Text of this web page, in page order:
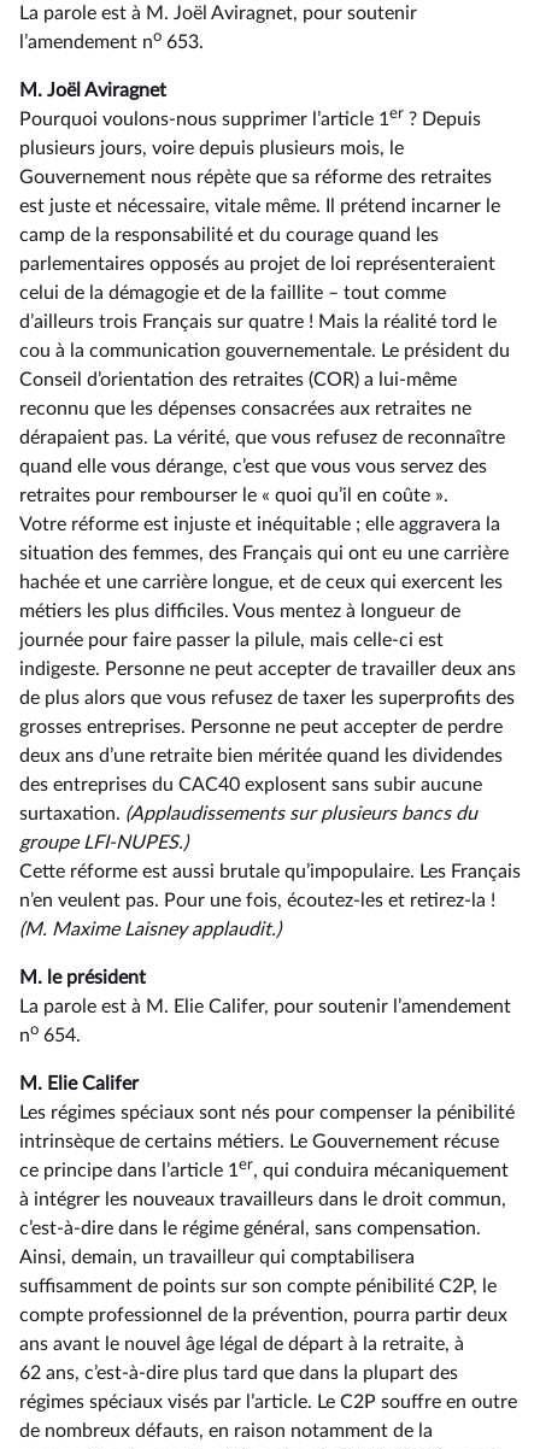
La parole est à M. Joël Aviragnet, pour soutenir
l’amendement no 653.
M. Joël Aviragnet
Pourquoi voulons-nous supprimer l’article 1 er ? Depuis
plusieurs jours, voire depuis plusieurs mois, le
Gouvernement nous répète que sa réforme des retraites
est juste et nécessaire, vitale même. Il prétend incarner le
camp de la responsabilité et du courage quand les
parlementaires opposés au projet de loi représenteraient
celui de la démagogie et de la faillite –⁠ tout comme
d’ailleurs trois Français sur quatre ! Mais la réalité tord le
cou à la communication gouvernementale. Le président du
Conseil d’orientation des retraites (COR) a lui-même
reconnu que les dépenses consacrées aux retraites ne
dérapaient pas. La vérité, que vous refusez de reconnaître
quand elle vous dérange, c’est que vous vous servez des
retraites pour rembourser le « quoi qu’il en coûte ».
Votre réforme est injuste et inéquitable ; elle aggravera la
situation des femmes, des Français qui ont eu une carrière
hachée et une carrière longue, et de ceux qui exercent les
métiers les plus difficiles. Vous mentez à longueur de
journée pour faire passer la pilule, mais celle-ci est
indigeste. Personne ne peut accepter de travailler deux ans
de plus alors que vous refusez de taxer les superprofits des
grosses entreprises. Personne ne peut accepter de perdre
deux ans d’une retraite bien méritée quand les dividendes
des entreprises du CAC40 explosent sans subir aucune
surtaxation. (Applaudissements sur plusieurs bancs du
groupe LFI-NUPES.)
Cette réforme est aussi brutale qu’impopulaire. Les Français
n’en veulent pas. Pour une fois, écoutez-les et retirez-la !
(M. Maxime Laisney applaudit.)
M. le président
La parole est à M. Elie Califer, pour soutenir l’amendement
no 654.
M. Elie Califer
Les régimes spéciaux sont nés pour compenser la pénibilité
intrinsèque de certains métiers. Le Gouvernement récuse
ce principe dans l’article 1 er, qui conduira mécaniquement
à intégrer les nouveaux travailleurs dans le droit commun,
c’est-à-dire dans le régime général, sans compensation.
Ainsi, demain, un travailleur qui comptabilisera
suffisamment de points sur son compte pénibilité C2P, le
compte professionnel de la prévention, pourra partir deux
ans avant le nouvel âge légal de départ à la retraite, à
62 ans, c’est-à-dire plus tard que dans la plupart des
régimes spéciaux visés par l’article. Le C2P souffre en outre
de nombreux défauts, en raison notamment de la